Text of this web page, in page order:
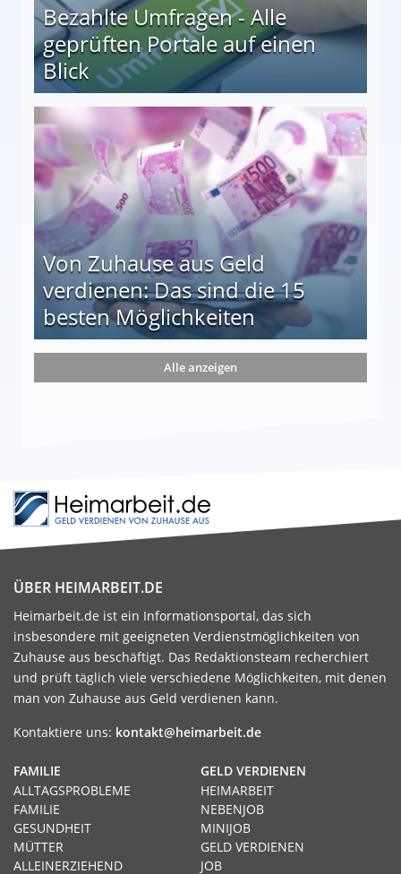
Bezahlte Umfragen - Alle
geprüften Portale auf einen
Blick
auf einen Blick
Von Zuhause aus Geld
verdienen: Das sind die 15
besten Möglichkeiten
die 15 besten Möglichkeiten
Alle anzeigen
ÜBER HEIMARBEIT.DE
Heimarbeit.de ist ein Informationsportal, das sich
insbesondere mit geeigneten Verdienstmöglichkeiten von
Zuhause aus beschäftigt. Das Redaktionsteam recherchiert
und prüft täglich viele verschiedene Möglichkeiten, mit denen
man von Zuhause aus Geld verdienen kann.
Kontaktiere uns: kontakt@heimarbeit.de
GELD VERDIENEN
HEIMARBEIT
NEBENJOB
MINIJOB
GELD VERDIENEN
JOB
FAMILIE
ALLTAGSPROBLEME
FAMILIE
GESUNDHEIT
MÜTTER
ALLEINERZIEHEND